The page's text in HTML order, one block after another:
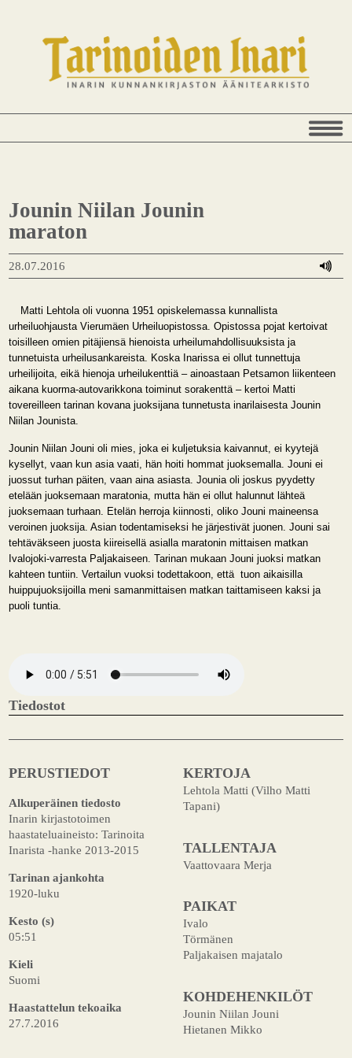
Jounin Niilan Jounin
maraton
28.07.2016
Matti Lehtola oli vuonna 1951 opiskelemassa kunnallista
urheiluohjausta Vierumäen Urheiluopistossa. Opistossa pojat kertoivat
toisilleen omien pitäjiensä hienoista urheilumahdollisuuksista ja
tunnetuista urheilusankareista. Koska Inarissa ei ollut tunnettuja
urheilijoita, eikä hienoja urheilukenttiä – ainoastaan Petsamon liikenteen
aikana kuorma-autovarikkona toiminut sorakenttä – kertoi Matti
tovereilleen tarinan kovana juoksijana tunnetusta inarilaisesta Jounin
Niilan Jounista.
Jounin Niilan Jouni oli mies, joka ei kuljetuksia kaivannut, ei kyytejä
kysellyt, vaan kun asia vaati, hän hoiti hommat juoksemalla. Jouni ei
juossut turhan päiten, vaan aina asiasta. Jounia oli joskus pyydetty
etelään juoksemaan maratonia, mutta hän ei ollut halunnut lähteä
juoksemaan turhaan. Etelän herroja kiinnosti, oliko Jouni maineensa
veroinen juoksija. Asian todentamiseksi he järjestivät juonen. Jouni sai
tehtäväkseen juosta kiireisellä asialla maratonin mittaisen matkan
Ivalojoki-varresta Paljakaiseen. Tarinan mukaan Jouni juoksi matkan
kahteen tuntiin. Vertailun vuoksi todettakoon, että tuon aikaisilla
huippujuoksijoilla meni samanmittaisen matkan taittamiseen kaksi ja
puoli tuntia.
Tiedostot
PERUSTIEDOT
Alkuperäinen tiedosto
Inarin kirjastotoimen
haastateluaineisto: Tarinoita
Inarista -hanke 2013-2015
Tarinan ajankohta
1920-luku
Kesto (s)
05:51
Kieli
Suomi
Haastattelun tekoaika
27.7.2016
KERTOJA
Lehtola Matti (Vilho Matti
Tapani)
TALLENTAJA
Vaattovaara Merja
PAIKAT
Ivalo
Törmänen
Paljakaisen majatalo
KOHDEHENKILÖT
Jounin Niilan Jouni
Hietanen Mikko